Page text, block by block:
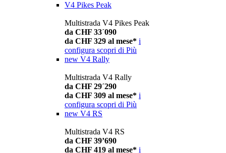
V4 Pikes Peak
Multistrada V4 Pikes Peak
da CHF 33´090
da CHF 329 al mese* i
configura scopri di Più
new V4 Rally
Multistrada V4 Rally
da CHF 29´290
da CHF 309 al mese* i
configura scopri di Più
new V4 RS
Multistrada V4 RS
da CHF 39’690
da CHF 419 al mese* i